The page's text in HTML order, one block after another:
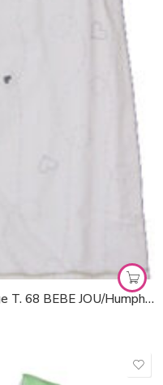
Sac couchage doublé flanelle beige T. 68 BEBE JOU/Humphrey *